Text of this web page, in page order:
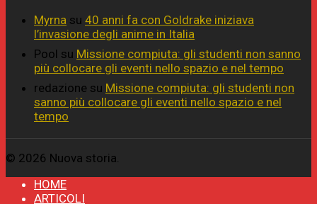
Myrna su 40 anni fa con Goldrake iniziava
l’invasione degli anime in Italia
Pool su Missione compiuta: gli studenti non sanno
più collocare gli eventi nello spazio e nel tempo
redazione su Missione compiuta: gli studenti non
sanno più collocare gli eventi nello spazio e nel
tempo
© 2026 Nuova storia.
HOME
ARTICOLI